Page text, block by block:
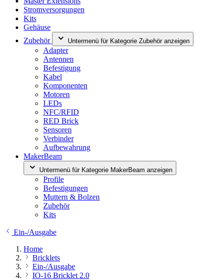
Stromversorgungen
Kits
Gehäuse
Zubehör
Untermenü für Kategorie Zubehör anzeigen
Adapter
Antennen
Befestigung
Kabel
Komponenten
Motoren
LEDs
NFC/RFID
RED Brick
Sensoren
Verbinder
Aufbewahrung
MakerBeam
Untermenü für Kategorie MakerBeam anzeigen
Profile
Befestigungen
Muttern & Bolzen
Zubehör
Kits
Ein-/Ausgabe
Home
Bricklets
Ein-/Ausgabe
IO-16 Bricklet 2.0